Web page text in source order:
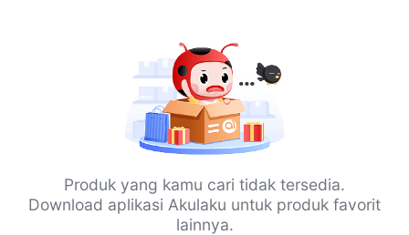
Produk yang kamu cari tidak tersedia.
Download aplikasi Akulaku untuk produk favorit
lainnya.